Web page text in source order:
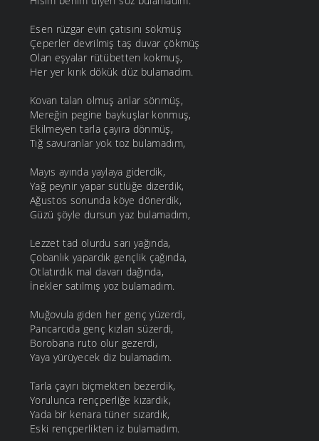
Esen rüzgar evin çatısını sökmüş
Çeperler devrilmiş taş duvar çökmüş
Olan eşyalar rütübetten kokmuş,
Her yer kırık dökük düz bulamadım.
Kovan talan olmuş arılar sönmüş,
Mereğin pegine baykuşlar konmuş,
Ekilmeyen tarla çayıra dönmüş,
Tığ savuranlar yok toz bulamadım,
Mayıs ayında yaylaya giderdik,
Yağ peynir yapar sütlüğe dizerdik,
Ağustos sonunda köye dönerdik,
Güzü şöyle dursun yaz bulamadım,
Lezzet tad olurdu sarı yağında,
Çobanlık yapardık gençlik çağında,
Otlatırdık mal davarı dağında,
İnekler satılmış yoz bulamadım.
Muğovula giden her genç yüzerdi,
Pancarcıda genç kızları süzerdi,
Borobana ruto olur gezerdi,
Yaya yürüyecek diz bulamadım.
Tarla çayırı biçmekten bezerdik,
Yorulunca rençperliğe kızardık,
Yada bir kenara tüner sızardık,
Eski rençperlikten iz bulamadım.